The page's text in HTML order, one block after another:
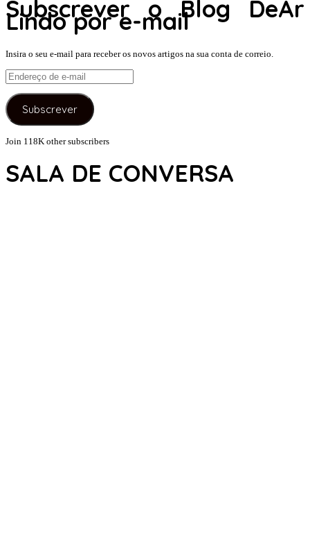
Subscrever o Blog DeAr
Lindo por e-mail
Insira o seu e-mail para receber os novos artigos na sua conta de correio.
Endereço
de
e-
mail
Subscrever
Join 118K other subscribers
SALA DE CONVERSA